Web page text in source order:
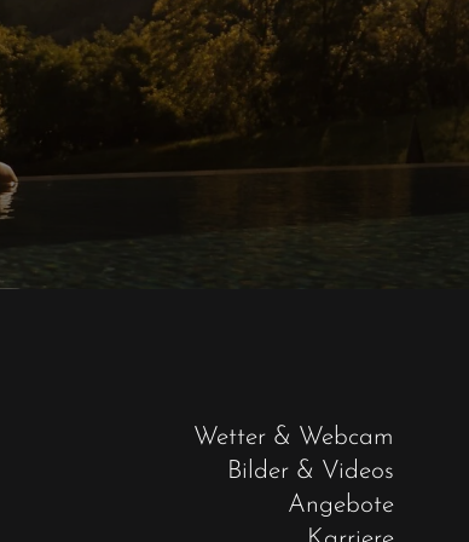
Wetter & Webcam
Bilder & Videos
Angebote